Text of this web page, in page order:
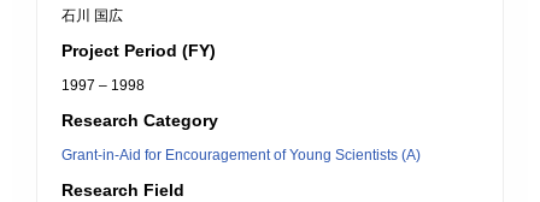
石川 国広
Project Period (FY)
1997 – 1998
Research Category
Grant-in-Aid for Encouragement of Young Scientists (A)
Research Field